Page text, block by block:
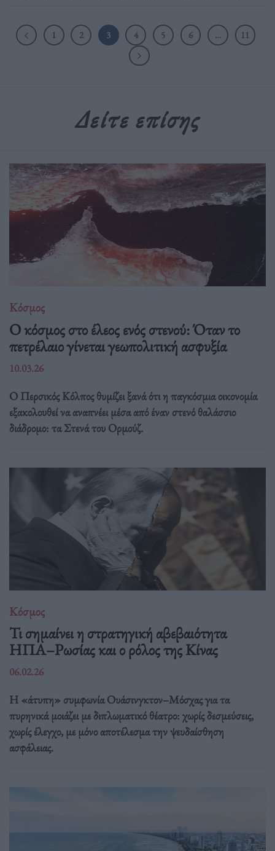
1 2 3 4 5 6 … 11
Δείτε επίσης
Κόσμος
Ο κόσμος στο έλεος ενός στενού: Όταν το
πετρέλαιο γίνεται γεωπολιτική ασφυξία
10.03.26
Ο Περσικός Κόλπος θυμίζει ξανά ότι η παγκόσμια οικονομία
εξακολουθεί να αναπνέει μέσα από έναν στενό θαλάσσιο
διάδρομο: τα Στενά του Ορμούζ.
Κόσμος
Τι σημαίνει η στρατηγική αβεβαιότητα
ΗΠΑ–Ρωσίας και ο ρόλος της Κίνας
06.02.26
Η «άτυπη» συμφωνία Ουάσινγκτον–Μόσχας για τα
πυρηνικά μοιάζει με διπλωματικό θέατρο: χωρίς δεσμεύσεις,
χωρίς έλεγχο, με μόνο αποτέλεσμα την ψευδαίσθηση
ασφάλειας.